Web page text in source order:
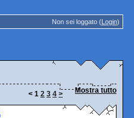
Non sei loggato (Login)
Mostra tutto
< 1 2 3 4 >